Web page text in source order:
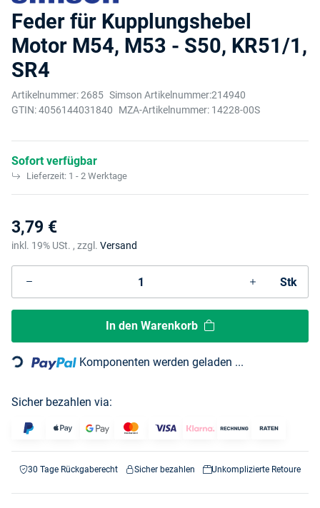
Feder für Kupplungshebel
Motor M54, M53 - S50, KR51/1,
SR4
Artikelnummer:2685 Simson Artikelnummer:214940
GTIN:4056144031840 MZA-Artikelnummer: 14228-00S
Sofort verfügbar
Lieferzeit: 1 - 2 Werktage
3,79 €
inkl. 19% USt. , zzgl. Versand
Stk
In den Warenkorb
Loading... Komponenten werden geladen ...
Sicher bezahlen via:
30 Tage Rückgaberecht Sicher bezahlen Unkomplizierte Retoure